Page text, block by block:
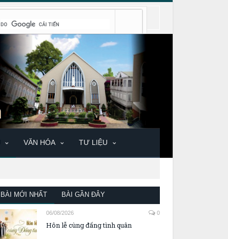
VĂN HÓA TƯ LIỆU
BÀI MỚI NHẤT BÀI GẦN ĐÂY
06/08/2026 0
Hôn lễ cùng đấng tình quân